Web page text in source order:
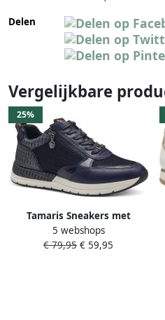
Delen
Vergelijkbare
25%
Tamaris Sneakers met
sleehak vrijetijdsschoen lage
schoen veterschoen met
5 webshops
€ 79,95 € 59,95